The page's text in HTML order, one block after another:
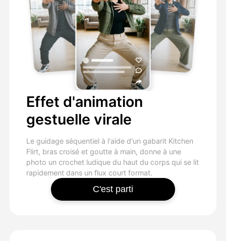
Effet d'animation
gestuelle virale
Le guidage séquentiel à l'aide d'un gabarit Kitchen
Flirt, bras croisé et goutte à main, donne à une
photo un crochet ludique du haut du corps qui se lit
rapidement dans un flux court format.
C'est parti